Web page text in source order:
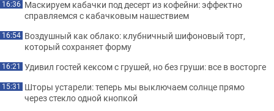
16:36 Маскируем кабачки под десерт из кофейни: эффектно
справляемся с кабачковым нашествием
16:54 Воздушный как облако: клубничный шифоновый торт,
который сохраняет форму
16:21 Удивил гостей кексом с грушей, но без груши: все в восторге
15:31 Шторы устарели: теперь мы выключаем солнце прямо
через стекло одной кнопкой